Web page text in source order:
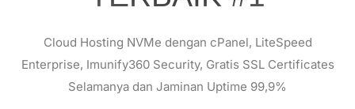
Cloud Hosting NVMe dengan cPanel, LiteSpeed
Enterprise, Imunify360 Security, Gratis SSL Certificates
Selamanya dan Jaminan Uptime 99,9%